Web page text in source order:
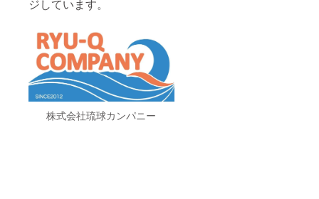
ジしています。
株式会社琉球カンパニー